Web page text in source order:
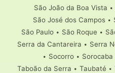
São João da Boa Vista •
São José dos Campos•
São Paulo • São Roque •
Serra da Cantareira • Serra
• Socorro• Sorocaba
Taboão da Serra • Taubaté •